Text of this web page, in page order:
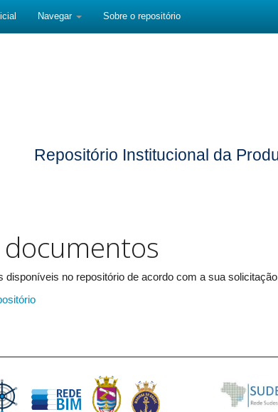
Navegar Sobre o repositório
Repositório Institucional da
disponíveis no repositório de acordo com a sua